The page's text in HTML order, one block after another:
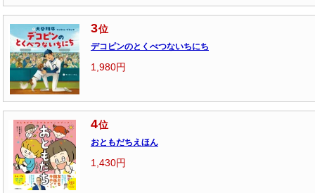
3位
デコピンのとくべつないちにち
1,980円
4位
おともだちえほん
1,430円